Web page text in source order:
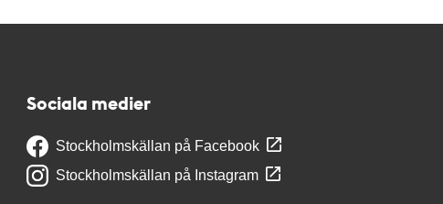
Sociala medier
Stockholmskällan på Facebook
Stockholmskällan på Instagram